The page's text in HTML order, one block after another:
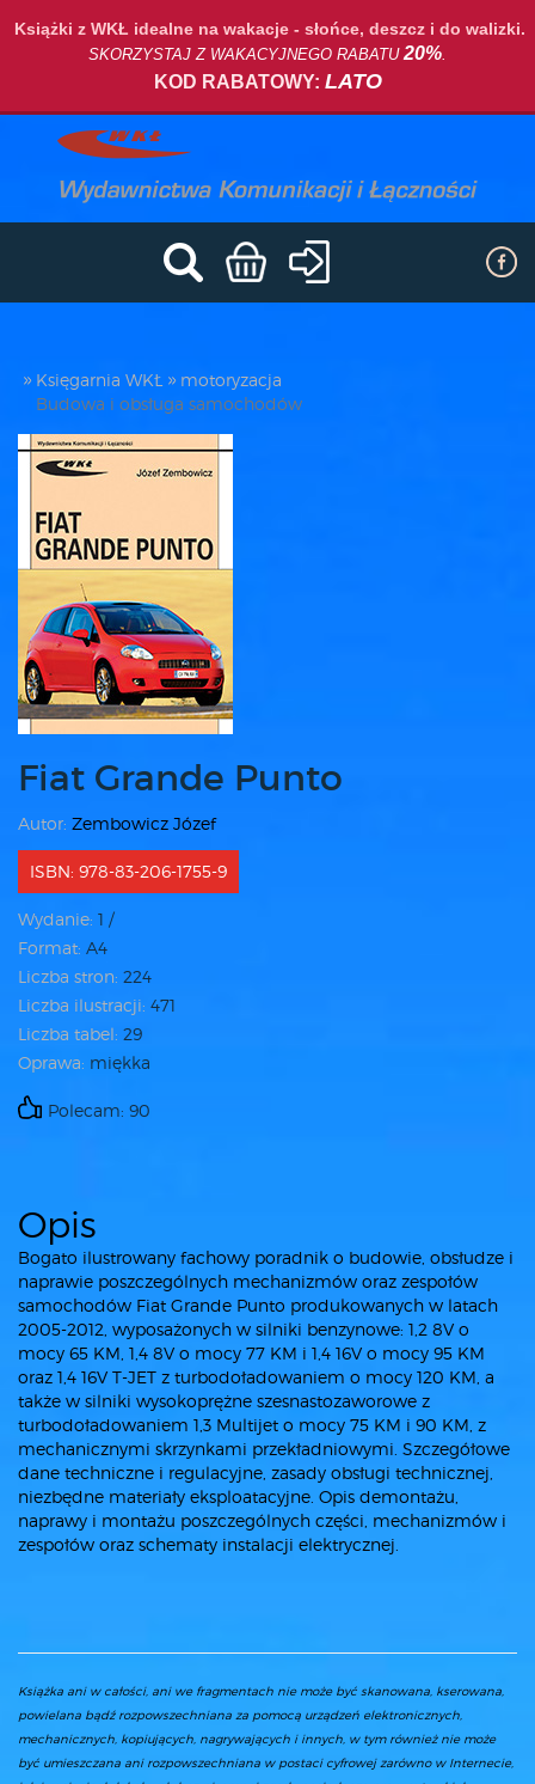
Książki z WKŁ idealne na wakacje - słońce, deszcz i do walizki.
SKORZYSTAJ Z WAKACYJNEGO RABATU20%.
KOD RABATOWY: LATO
Księgarnia WKŁ
motoryzacja
Budowa i obsługa samochodów
Fiat Grande Punto
Autor: Zembowicz Józef
ISBN: 978-83-206-1755-9
Wydanie: 1 /
Format: A4
Liczba stron: 224
Liczba ilustracji: 471
Liczba tabel: 29
Oprawa: miękka
Polecam: 90
Opis
Bogato ilustrowany fachowy poradnik o budowie, obsłudze i
naprawie poszczególnych mechanizmów oraz zespołów
samochodów Fiat Grande Punto produkowanych w latach
2005-2012, wyposażonych w silniki benzynowe: 1,2 8V o
mocy 65 KM, 1,4 8V o mocy 77 KM i 1,4 16V o mocy 95 KM
oraz 1,4 16V T-JET z turbodoładowaniem o mocy 120 KM, a
także w silniki wysokoprężne szesnastozaworowe z
turbodoładowaniem 1,3 Multijet o mocy 75 KM i 90 KM, z
mechanicznymi skrzynkami przekładniowymi. Szczegółowe
dane techniczne i regulacyjne, zasady obsługi technicznej,
niezbędne materiały eksploatacyjne. Opis demontażu,
naprawy i montażu poszczególnych części, mechanizmów i
zespołów oraz schematy instalacji elektrycznej.
Książka ani w całości, ani we fragmentach nie może być skanowana, kserowana,
powielana bądź rozpowszechniana za pomocą urządzeń elektronicznych,
mechanicznych, kopiujących, nagrywających i innych, w tym również nie może
być umieszczana ani rozpowszechniana w postaci cyfrowej zarówno w Internecie,